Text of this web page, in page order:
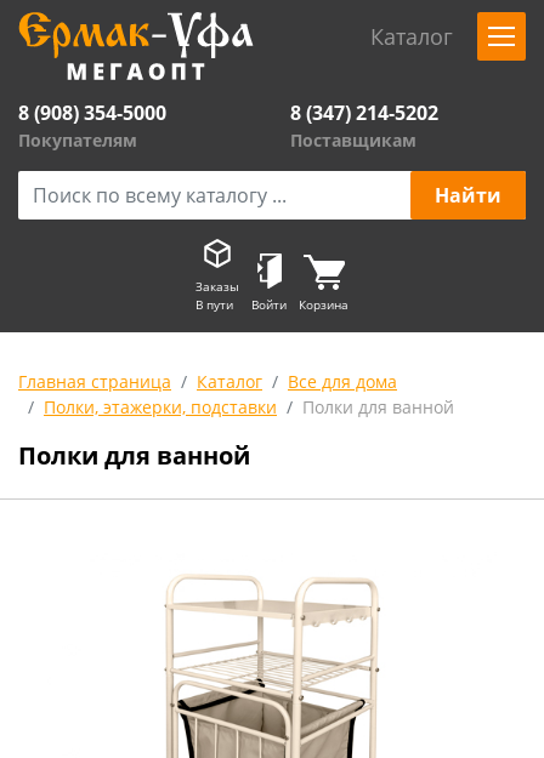
Каталог
8 (908) 354-5000
Покупателям
8 (347) 214-5202
Поставщикам
Заказы
В пути
Войти Корзина
Главная страница Каталог
Все для дома
Полки, этажерки, подставки
Полки для ванной
Полки для ванной